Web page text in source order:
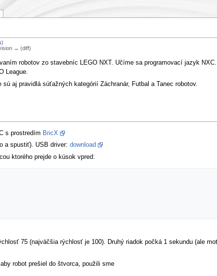
)
→ (diff)
robotov zo stavebníc LEGO NXT. Učíme sa programovací jazyk
League.
sú aj pravidlá súťažných kategórií Záchranár, Futbal a Tanec robotov.
s prostredím BricX
a spustiť). USB driver: download
ktorého prejde o kúsok vpred:
75 (najväčšia rýchlosť je 100). Druhý riadok počká 1 sekundu (ale
robot prešiel do štvorca, použili sme